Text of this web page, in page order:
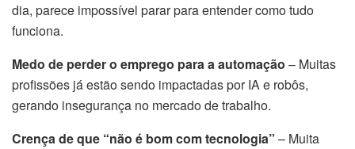
dia, parece impossível parar para entender como tudo
funciona.
Medo de perder o emprego para a automação – Muitas
profissões já estão sendo impactadas por IA e robôs,
gerando insegurança no mercado de trabalho.
Crença de que “não é bom com tecnologia” – Muita